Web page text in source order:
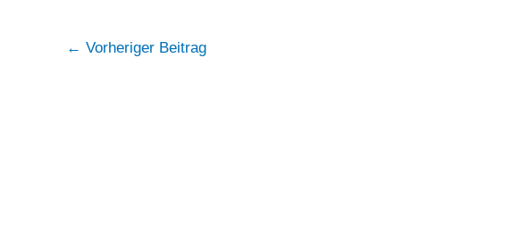
Post
← Vorheriger Beitrag